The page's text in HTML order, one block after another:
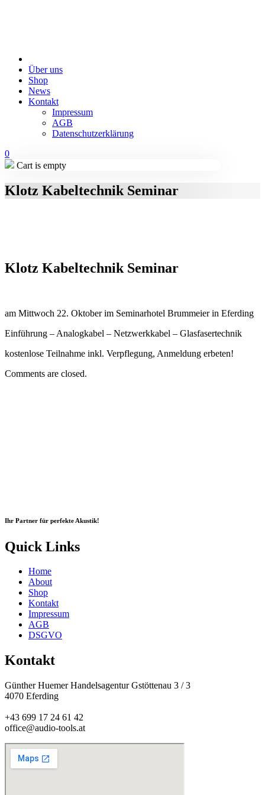
Über uns
Shop
News
Kontakt
Impressum
AGB
Datenschutzerklärung
0
Cart is empty
Klotz Kabeltechnik Seminar
Klotz Kabeltechnik Seminar
am Mittwoch 22. Oktober im Seminarhotel Brummeier in Eferding
Einführung – Analogkabel – Netzwerkkabel – Glasfasertechnik
kostenlose Teilnahme inkl. Verpflegung, Anmeldung erbeten!
Comments are closed.
Ihr Partner für perfekte Akustik!
Quick Links
Home
About
Shop
Kontakt
Impressum
AGB
DSGVO
Kontakt
Günther Huemer Handelsagentur Gstöttenau 3 / 3
4070 Eferding
+43 699 17 24 61 42
office@audio-tools.at